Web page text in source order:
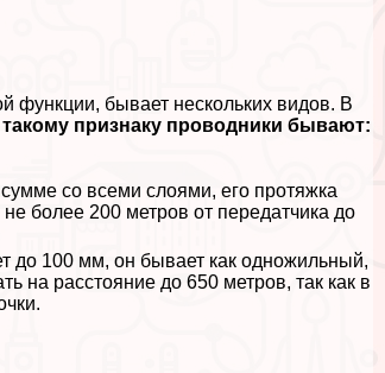
функции, бывает нескольких видов. В
такому признаку проводники бывают:
со всеми слоями, его протяжка
более 200 метров от передатчика до
до 100 мм, он бывает как одножильный,
на расстояние до 650 метров, так как в